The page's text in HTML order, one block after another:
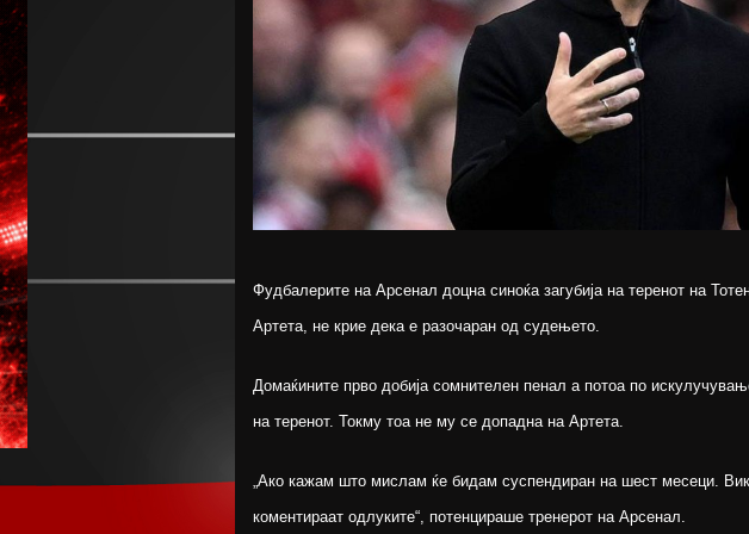
Фудбалерите на Арсенал доцна синоќа загубија на теренот на
Артета, не крие дека е разочаран од судењето.
Домаќините прво добија сомнителен пенал а потоа по
на теренот. Токму тоа не му се допадна на Артета.
„Ако кажам што мислам ќе бидам суспендиран на шест месеци.
коментираат одлуките“, потенцираше тренерот на Арсенал.